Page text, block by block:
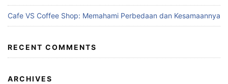
Cafe VS Coffee Shop: Memahami Perbedaan dan Kesamaannya
RECENT COMMENTS
ARCHIVES